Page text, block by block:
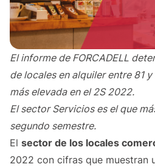
El informe de FORCADELL
de locales en alquiler entre 81
más elevada en el 2S 2022.
El sector Servicios es el que
segundo semestre.
El sector de los locales
2022 con cifras que muestran